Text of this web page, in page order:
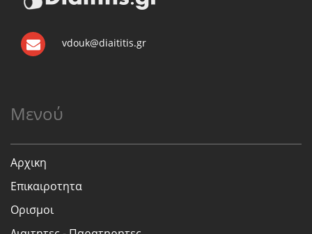
vdouk@diaititis.gr
Μενού
Αρχικη
Επικαιροτητα
Ορισμοι